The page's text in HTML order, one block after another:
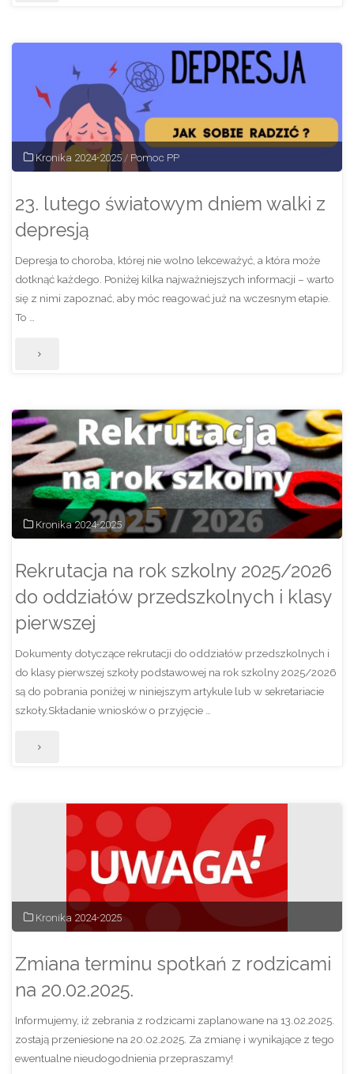
–
III
2025."
Kronika 2024-2025 / Pomoc PP
23. lutego światowym dniem walki z
depresją
Depresja to choroba, której nie wolno lekceważyć, a która może
dotknąć każdego. Poniżej kilka najważniejszych informacji – warto
się z nimi zapoznać, aby móc reagować już na wczesnym etapie.
To …
"23.
światowym
dniem
walki
depresją"
Kronika 2024-2025
Rekrutacja na rok szkolny 2025/2026
do oddziałów przedszkolnych i klasy
pierwszej
Dokumenty dotyczące rekrutacji do oddziałów przedszkolnych i
do klasy pierwszej szkoły podstawowej na rok szkolny 2025/2026
są do pobrania poniżej w niniejszym artykule lub w sekretariacie
szkoły.Składanie wniosków o przyjęcie …
"Rekrutacja
2025/2026
do
oddziałów
przedszkolnych
i
pierwszej"
Kronika 2024-2025
Zmiana terminu spotkań z rodzicami
na 20.02.2025.
Informujemy, iż zebrania z rodzicami zaplanowane na 13.02.2025.
zostają przeniesione na 20.02.2025. Za zmianę i wynikające z tego
ewentualne nieudogodnienia przepraszamy!